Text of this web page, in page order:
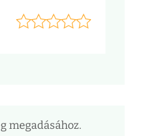
megadásához.